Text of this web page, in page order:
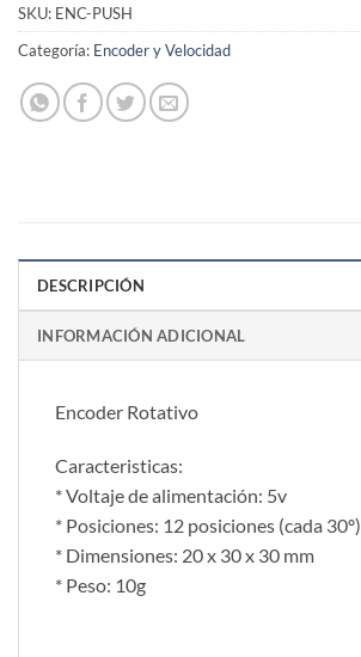
SKU: ENC-PUSH
Categoría: Encoder y Velocidad
DESCRIPCIÓN
INFORMACIÓN ADICIONAL
Encoder Rotativo
Caracteristicas:
* Voltaje de alimentación: 5v
* Posiciones: 12 posiciones (cada 30º)
* Dimensiones: 20 x 30 x 30 mm
* Peso: 10g